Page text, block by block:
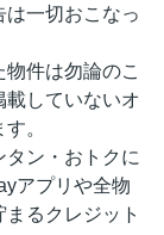
一切おこなっ
件は勿論のこ
載していないオ
。
ン・おトクに
アプリや全物
るクレジット